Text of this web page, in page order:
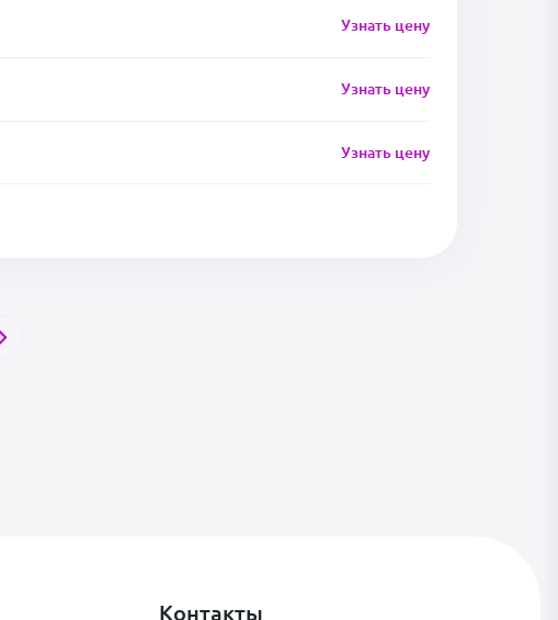
Узнать цену
Узнать цену
Узнать цену
Контакты